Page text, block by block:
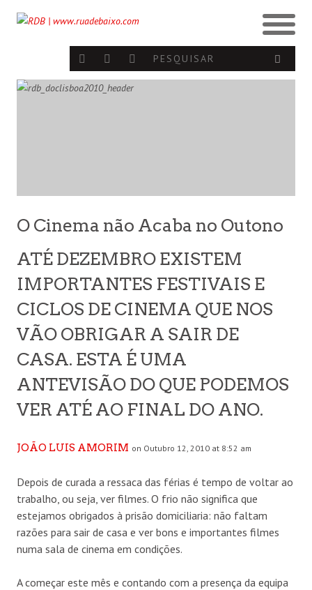
O Cinema não Acaba no Outono
ATÉ DEZEMBRO EXISTEM
IMPORTANTES FESTIVAIS E
CICLOS DE CINEMA QUE NOS
VÃO OBRIGAR A SAIR DE
CASA. ESTA É UMA
ANTEVISÃO DO QUE PODEMOS
VER ATÉ AO FINAL DO ANO.
JOÃO LUIS AMORIM on Outubro 12, 2010 at 8:52 am
Depois de curada a ressaca das férias é tempo de voltar ao
trabalho, ou seja, ver filmes. O frio não significa que
estejamos obrigados à prisão domiciliaria: não faltam
razões para sair de casa e ver bons e importantes filmes
numa sala de cinema em condições.
A começar este mês e contando com a presença da equipa